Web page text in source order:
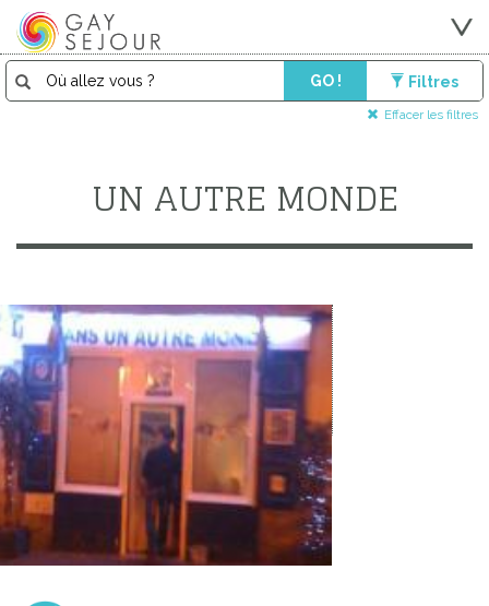
GO ! Filtres
Effacer les filtres
UN AUTRE MONDE